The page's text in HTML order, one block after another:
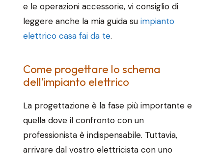
e le operazioni accessorie, vi consiglio di
leggere anche la mia guida su impianto
elettrico casa fai da te.
Come progettare lo schema
dell’impianto elettrico
La progettazione è la fase più importante e
quella dove il confronto con un
professionista è indispensabile. Tuttavia,
arrivare dal vostro elettricista con uno